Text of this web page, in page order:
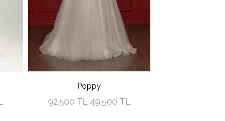
Poppy
92.500 TL49.500 TL